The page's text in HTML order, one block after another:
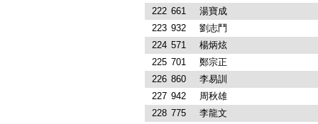
222 661
湯寶成
223 932
劉志鬥
224 571
楊炳炫
225 701
鄭宗正
226 860
李易訓
227 942
周秋雄
228 775
李龍文